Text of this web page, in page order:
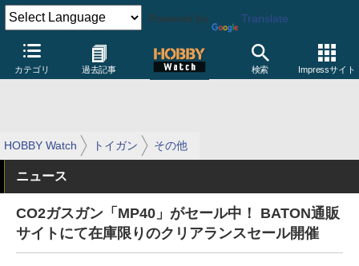
Powered by Translate
カテゴリ 過去記事 検索 Impressサイト
HOBBY Watch トイガン その他
ニュース
CO2ガスガン「MP40」がセール中！ BATON通販
サイトにて在庫限りのクリアランスセール開催